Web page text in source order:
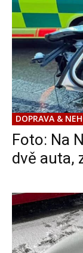
DOPRAVA &
Foto: Na
dvě auta,